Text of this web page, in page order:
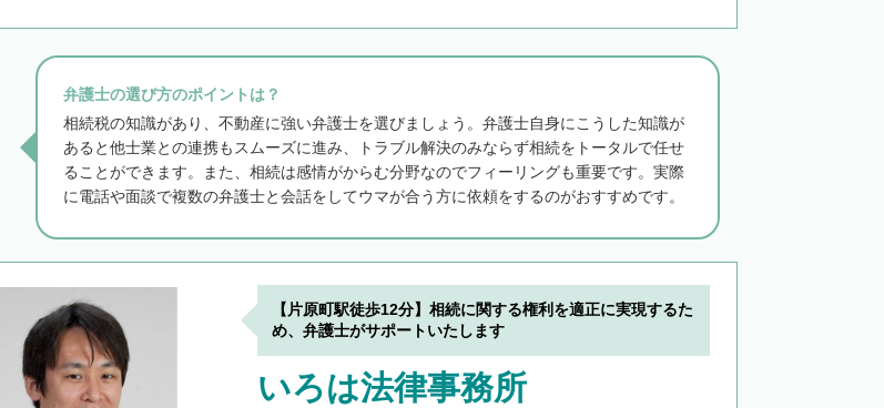
弁護士の選び方のポイントは？
相続税の知識があり、不動産に強い弁護士を選びましょう。弁護士自身にこうした知識が
あると他士業との連携もスムーズに進み、トラブル解決のみならず相続をトータルで任せ
ることができます。また、相続は感情がからむ分野なのでフィーリングも重要です。実際
に電話や面談で複数の弁護士と会話をしてウマが合う方に依頼をするのがおすすめです。
【片原町駅徒歩12分】相続に関する権利を適正に実現するた
め、弁護士がサポートいたします
いろは法律事務所